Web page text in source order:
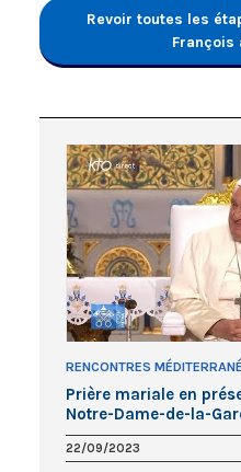
Revoir toutes les
François
RENCONTRES
PAPE FRANÇOIS
Prière mariale en
Notre-Dame-de-la-
22/09/2023